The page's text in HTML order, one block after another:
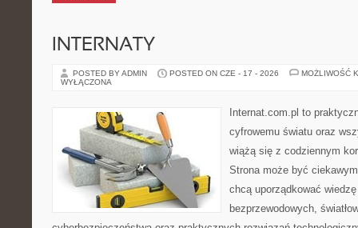
INTERNATY
POSTED BY ADMIN POSTED ON CZE - 17 - 2026
MOŻLIWOŚĆ
WYŁĄCZONA
Internat.com.pl to
cyfrowemu światu oraz
wiążą się z codziennym
Strona może być
chcą uporządkować
bezprzewodowych,